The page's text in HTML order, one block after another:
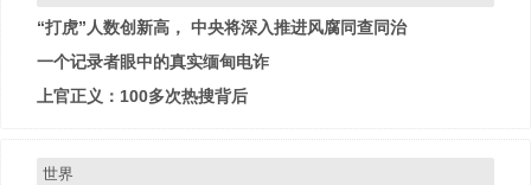
“打虎”人数创新高， 中央将深入推进风腐同查同治
一个记录者眼中的真实缅甸电诈
上官正义：100多次热搜背后
世界